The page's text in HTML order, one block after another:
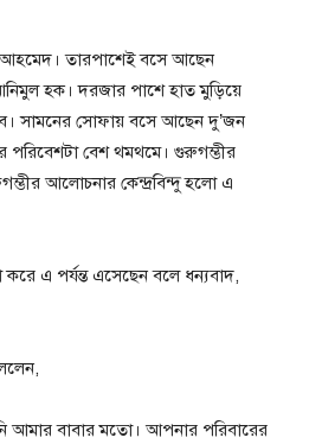
আহমেদ। তারপাশেই বসে আছেন
হক। দরজার পাশে হাত মুড়িয়ে
সামনের সোফায় বসে আছেন দু’জন
পরিবেশটা বেশ থমথমে। গুরুগম্ভীর
আলোচনার কেন্দ্রবিন্দু হলো এ
এ পর্যন্ত এসেছেন বলে ধন্যবাদ,
বাবার মতো। আপনার পরিবারের